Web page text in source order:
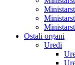
Ostali organi
Uredi